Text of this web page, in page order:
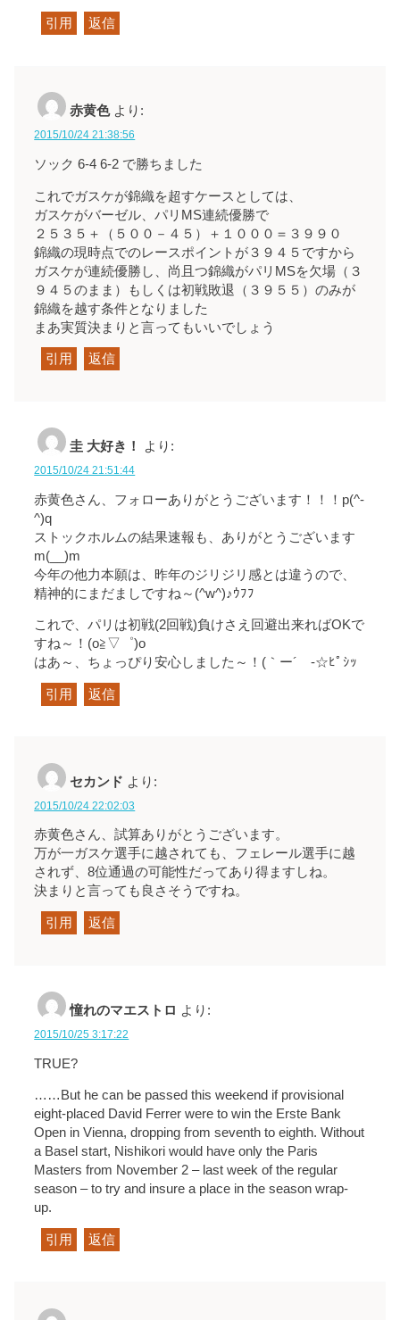
引用 返信
赤黄色 より:
2015/10/24 21:38:56
ソック 6-4 6-2 で勝ちました
これでガスケが錦織を超すケースとしては、
ガスケがバーゼル、パリMS連続優勝で
２５３５＋（５００－４５）＋１０００＝３９９０
錦織の現時点でのレースポイントが３９４５ですから
ガスケが連続優勝し、尚且つ錦織がパリMSを欠場（３
９４５のまま）もしくは初戦敗退（３９５５）のみが
錦織を越す条件となりました
まあ実質決まりと言ってもいいでしょう
引用 返信
圭 大好き！ より:
2015/10/24 21:51:44
赤黄色さん、フォローありがとうございます！！！p(^-
^)q
ストックホルムの結果速報も、ありがとうございます
m(__)m
今年の他力本願は、昨年のジリジリ感とは違うので、
精神的にまだましですね～(^w^)♪ｳﾌﾌ
これで、パリは初戦(2回戦)負けさえ回避出来ればOKで
すね～！(o≧▽゜)o
はあ～、ちょっぴり安心しました～！(｀ー´ゞ-☆ﾋﾟｼｯ
引用 返信
セカンド より:
2015/10/24 22:02:03
赤黄色さん、試算ありがとうございます。
万が一ガスケ選手に越されても、フェレール選手に越
されず、8位通過の可能性だってあり得ますしね。
決まりと言っても良さそうですね。
引用 返信
憧れのマエストロ より:
2015/10/25 3:17:22
TRUE?
……But he can be passed this weekend if provisional
eight-placed David Ferrer were to win the Erste Bank
Open in Vienna, dropping from seventh to eighth. Without
a Basel start, Nishikori would have only the Paris
Masters from November 2 – last week of the regular
season – to try and insure a place in the season wrap-
up.
引用 返信